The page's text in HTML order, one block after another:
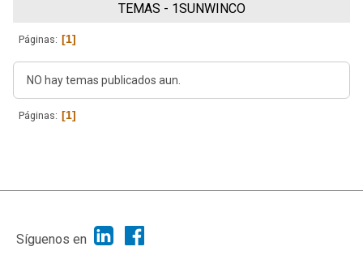
TEMAS - 1SUNWINCO
Páginas 1
NO hay temas publicados aun.
Páginas 1
|
Síguenos en